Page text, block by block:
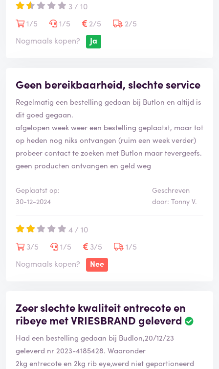
3 / 10
1/5
1/5 2/5
2/5
Nogmaals kopen?
Ja
Geen bereikbaarheid, slechte service
Regelmatig een bestelling gedaan bij Butlon en altijd is
dit goed gegaan.
afgelopen week weer een bestelling geplaatst, maar tot
op heden nog niks ontvangen (ruim een week verder)
probeer contact te zoeken met Butlon maar tevergeefs.
geen producten ontvangen en geld weg
Geplaatst op:
30-12-2024
Geschreven
door: Tonny V.
4 / 10
3/5
1/5 3/5
1/5
Nogmaals kopen?
Nee
Zeer slechte kwaliteit entrecote en
ribeye met VRIESBRAND geleverd
Had een bestelling gedaan bij Budlon,20/12/23
geleverd nr 2023-4185428. Waaronder
2kg entrecote en 2kg rib eye,werd niet geportioneerd